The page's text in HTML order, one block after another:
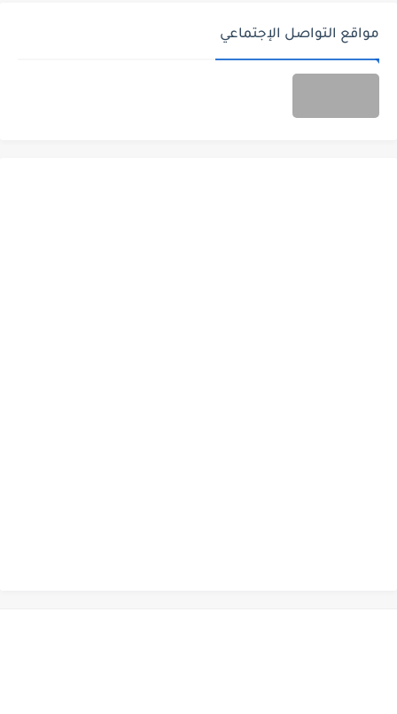
مواقع التواصل الإجتماعي